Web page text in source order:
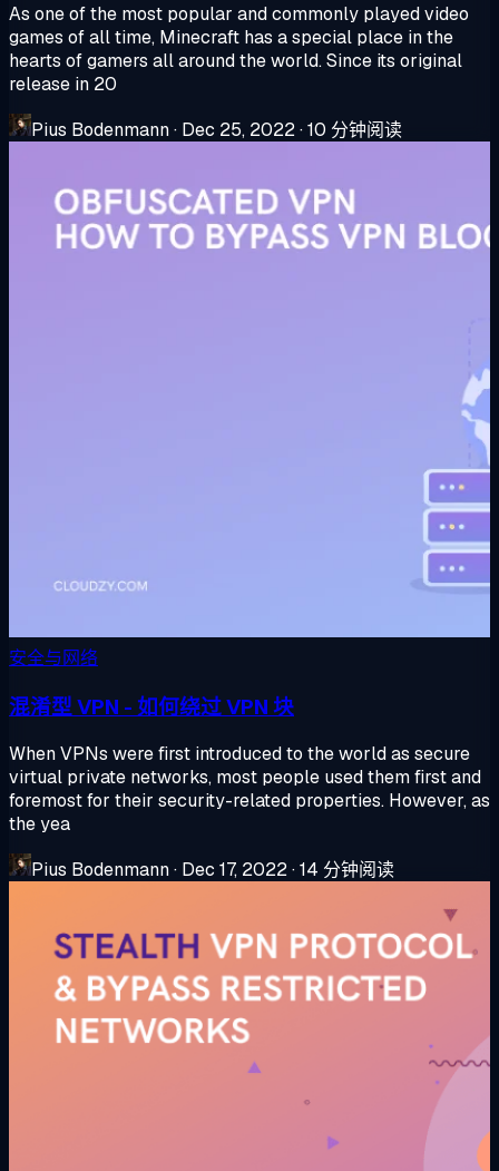
As one of the most popular and commonly played video
games of all time, Minecraft has a special place in the
hearts of gamers all around the world. Since its original
release in 20
Pius Bodenmann· Dec 25, 2022·10 分钟阅读
安全与网络
混淆型 VPN - 如何绕过 VPN 块
When VPNs were first introduced to the world as secure
virtual private networks, most people used them first and
foremost for their security-related properties. However, as
the yea
Pius Bodenmann· Dec 17, 2022·14 分钟阅读